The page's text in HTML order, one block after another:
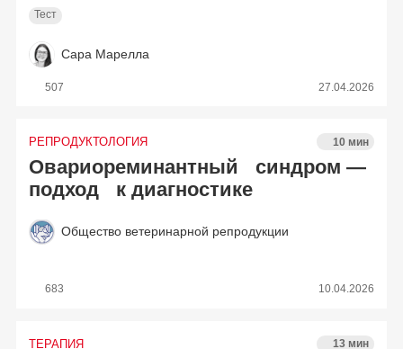
Тест
Сара Марелла
507 27.04.2026
РЕПРОДУКТОЛОГИЯ 10 мин
Овариореминантный синдром —
подход к диагностике
Общество ветеринарной репродукции
683 10.04.2026
ТЕРАПИЯ 13 мин